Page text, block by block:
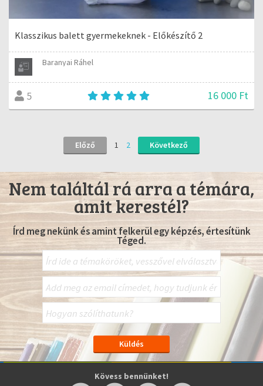
Klasszikus balett gyermekeknek - Előkészítő 2
Baranyai Ráhel
5 16 000 Ft
Előző 1 2 Következő
Nem találtál rá arra a témára,
amit kerestél?
Írd meg nekünk és amint felkerül egy képzés, értesítünk
Téged.
Kövess bennünket!